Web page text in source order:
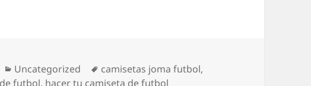
Categorías
Uncategorized Etiquetas
camisetas joma futbol,
futbol, hacer tu camiseta de futbol